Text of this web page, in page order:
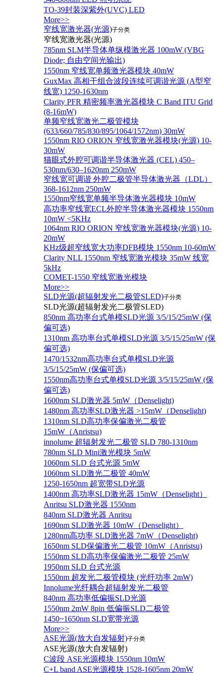
TO-39封装深紫外(UVC) LED
More>>
窄线宽激光器(光源)子分类
窄线宽激光器(光源)
785nm SLM半导体单纵模激光器 100mW (VBG
Diode; 自由空间光输出)
1550nm 窄线宽单频激光器模块 40mW
GuxMax 高相干组合波段连续可调谐光源 (A型窄
线宽) 1250-1630nm
Clarity PFR 精密频率激光器模块 C Band ITU Grid
(8-16mW)
单频窄线宽激光二极管模块
(633/660/785/830/895/1064/1572nm) 30mW
1550nm RIO ORION 窄线宽激光器模块(光源) 10-
30mW
猫眼式外腔可调谐半导体激光器 (CEL) 450–
530nm/630–1620nm 250mW
窄线宽可调谐 外腔二极管半导体激光器（LDL）
368-1612nm 250mW
1550nm窄线宽单频半导体激光器模块 10mW
高功率窄线宽ECL外腔半导体激光器模块 1550nm
10mW <5KHz
1064nm RIO ORION 窄线宽激光器模块(光源) 10-
20mW
KHz级超窄线宽大功率DFB模块 1550nm 10-60mW
Clarity NLL 1550nm 窄线宽激光模块 35mW 线宽
5kHz
COMET-1550 窄线宽激光模块
More>>
SLD光源(超辐射发光二极管SLED)子分类
SLD光源(超辐射发光二极管SLED)
850nm 高功率台式单模SLD光源 3/5/15/25mW (保
偏可选)
1310nm 高功率台式单模SLD光源 3/5/15/25mW (保
偏可选)
1470/1532nm高功率台式单模SLD光源
3/5/15/25mW (保偏可选)
1550nm高功率台式单模SLD光源 3/5/15/25mW (保
偏可选)
1600nm SLD激光器 5mW（Denselight)
1480nm 高功率SLD激光器 >15mW（Denselight)
1310nm SLD高功率保偏激光二极管
15mW（Anristsu)
innolume 超辐射发光二极管 SLD 780-1310nm
780nm SLD Mini激光模块 5mW
1060nm SLD 台式光源 5mW
1060nm SLD激光二极管 40mW
1250-1650nm 超宽带SLD光源
1400nm 高功率SLD激光器 15mW（Denselight）
Anritsu SLD激光器 1550nm
840nm SLD激光器 Anritsu
1690nm SLD激光器 10mW（Denselight）
1280nm高功率 SLD激光器 7mW（Denselight)
1650nm SLD保偏激光二极管 10mW（Anristsu)
1550nm SLD高功率保偏激光二极管 25mW
1950nm SLD 台式光源
1550nm 超发光二极管模块 (光纤功率 2mW)
Innolume光纤耦合超辐射发光二极管
840nm 高功率低偏振SLD光源
1550nm 2mW 8pin 低偏振SLD二极管
1450~1650nm SLD宽带光源
More>>
ASE光源(放大自发辐射)子分类
ASE光源(放大自发辐射)
C波段 ASE光源模块 1550nm 10mW
C+L band ASE光源模块 1528-1605nm 20mW